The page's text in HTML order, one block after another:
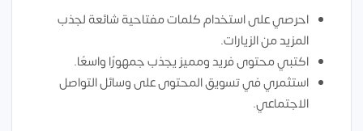
احرصي على استخدام كلمات مفتاحية شائعة لجذب
المزيد من الزيارات.
اكتبي محتوى فريد ومميز يجذب جمهورًا واسعًا.
استثمري في تسويق المحتوى على وسائل التواصل
الاجتماعي.